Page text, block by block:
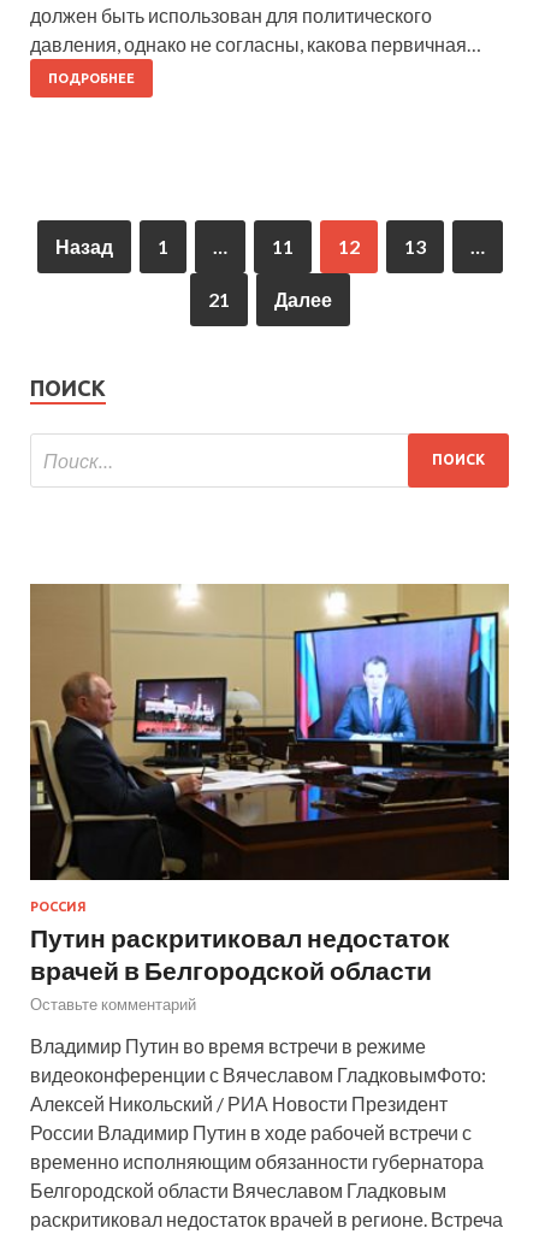
должен быть использован для политического
давления, однако не согласны, какова первичная…
ПОДРОБНЕЕ
Назад 1 11 12 13
21 Далее
ПОИСК
РОССИЯ
Путин раскритиковал недостаток
врачей в Белгородской области
Оставьте комментарий
Владимир Путин во время встречи в режиме
видеоконференции с Вячеславом ГладковымФото:
Алексей Никольский / РИА Новости Президент
России Владимир Путин в ходе рабочей встречи с
временно исполняющим обязанности губернатора
Белгородской области Вячеславом Гладковым
раскритиковал недостаток врачей в регионе. Встреча